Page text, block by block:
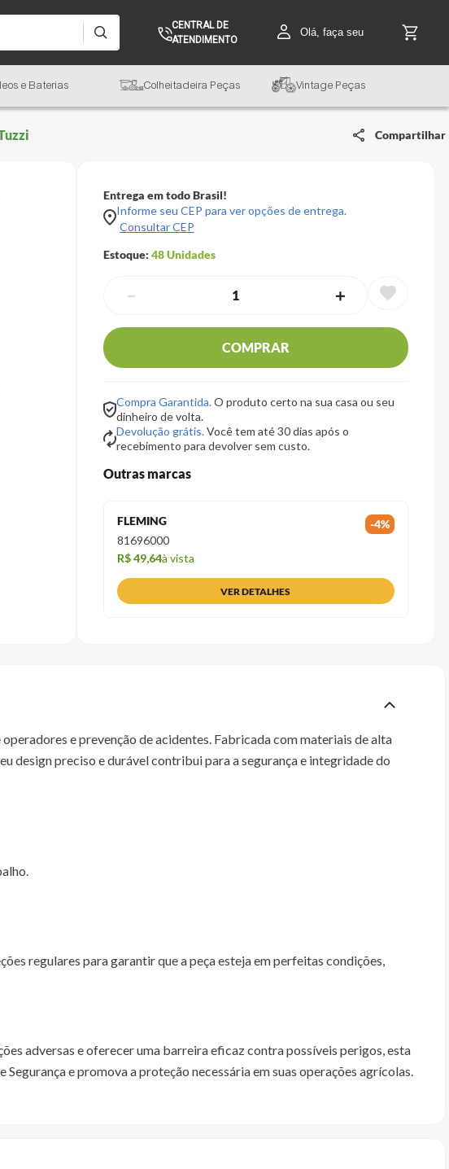
CENTRAL DE
ATENDIMENTO
Olá, faça seu
e Baterias Colheitadeira Peças Vintage Peças
Compartilhar
Entrega em todo Brasil!
Informe seu CEP para ver opções de entrega.
Consultar CEP
Estoque: 48Unidades
＋
－
COMPRAR
Compra Garantida.O produto certo na sua casa ou seu
dinheiro de volta.
Devolução grátis.Você tem até 30 dias após o
recebimento para devolver sem custo.
Outras marcas
FLEMING -4%
81696000
R$ 49,64à vista
VER DETALHES
e prevenção de acidentes. Fabricada com materiais de alta
design preciso e durável contribui para a segurança e integridade do
regulares para garantir que a peça esteja em perfeitas condições,
adversas e oferecer uma barreira eficaz contra possíveis perigos, esta
e promova a proteção necessária em suas operações agrícolas.